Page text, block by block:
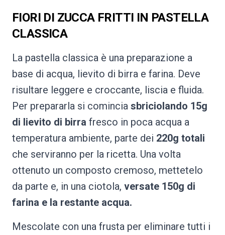
FIORI DI ZUCCA FRITTI IN PASTELLA
CLASSICA
La pastella classica è una preparazione a
base di acqua, lievito di birra e farina. Deve
risultare leggere e croccante, liscia e fluida.
Per prepararla si comincia sbriciolando 15g
di lievito di birra fresco in poca acqua a
temperatura ambiente, parte dei 220g totali
che serviranno per la ricetta. Una volta
ottenuto un composto cremoso, mettetelo
da parte e, in una ciotola, versate 150g di
farina e la restante acqua.
Mescolate con una frusta per eliminare tutti i